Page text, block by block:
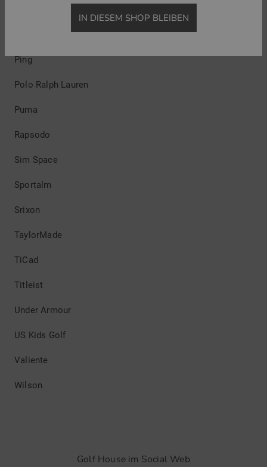
Ping
Polo Ralph Lauren
Puma
Rapsodo
Sim Space
Sportalm
Srixon
TaylorMade
TiCad
Titleist
Under Armour
US Kids Golf
Valiente
Wilson
Golf House im Social Web
IN DIESEM SHOP BLEIBEN